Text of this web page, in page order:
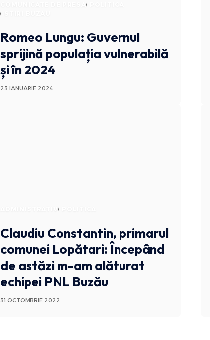
COMUNICATE DE PRESA
Romeo Lungu: Guvernul
sprijină populația vulnerabilă
și în 2024
23 IANUARIE 2024
ADMINISTRATIV
Claudiu Constantin, primarul
comunei Lopătari: Începând
de astăzi m-am alăturat
echipei PNL Buzău
31 OCTOMBRIE 2022